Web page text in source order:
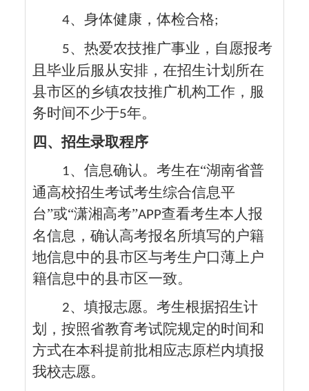
4、身体健康，体检合格;
5、热爱农技推广事业，自愿报考
且毕业后服从安排，在招生计划所在
县市区的乡镇农技推广机构工作，服
务时间不少于5年。
四、招生录取程序
1、信息确认。考生在“湖南省普
通高校招生考试考生综合信息平
台”或“潇湘高考”APP查看考生本人报
名信息，确认高考报名所填写的户籍
地信息中的县市区与考生户口薄上户
籍信息中的县市区一致。
2、填报志愿。考生根据招生计
划，按照省教育考试院规定的时间和
方式在本科提前批相应志原栏内填报
我校志愿。